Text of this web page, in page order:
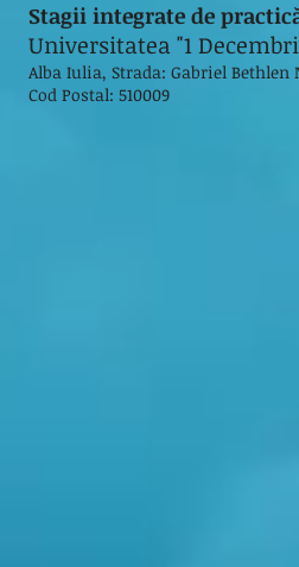
Stagii integrate de
Universitatea "1
Alba Iulia, Strada: Gabriel Bethlen
Cod Postal: 510009